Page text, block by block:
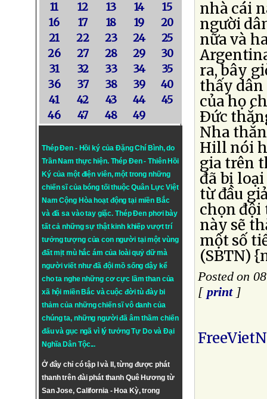
11
12 13 14
15
16
17 18 19
20
21
22 23 24
25
26
27 28 29
30
31
32 33 34
35
36
37 38 39
40
41
42 43 44
45
46
47 48 49
Thép Đen - Hồi ký của Đặng Chí Bình, do
Trần Nam thực hiện. Thép Đen- Thiên Hồi
Ký của một điện viên, một trong những
chiến sĩ của bóng tối thuộc Quân Lực Việt
Nam Cộng Hòa hoạt động tại miền Bắc
và đã sa vào tay giặc. Thép Đen phơi bày
tất cả những sự thật kinh khiếp vượt trí
tưởng tượng của con người tại một vùng
đất mịt mù hắc ám của loài quỷ dữ mà
người viết như đã đội mồ sống dậy kể
cho ta nghe những cơ cực lầm than của
xã hội miền Bắc và cuộc đời tù đày bi
thảm của những chiến sĩ vô danh của
chúng ta, những người đã âm thầm chiến
đấu và gục ngã vì lý tưởngTự DovàĐại
Nghĩa Dân Tộc...
Ở đây chỉ có tập I và II, từng được phát
thanh trên đài phát thanh Quê Hương từ
San Jose, California - Hoa Kỳ, trong
nhà cái
người
nữa và
ra, bây
thấy dân
của họ
Ðức
Nha
Hill nói
gia trên
đã bị
từ đầu
chọn đội
này sẽ
một số
(SBTN)
Posted on
[ print]